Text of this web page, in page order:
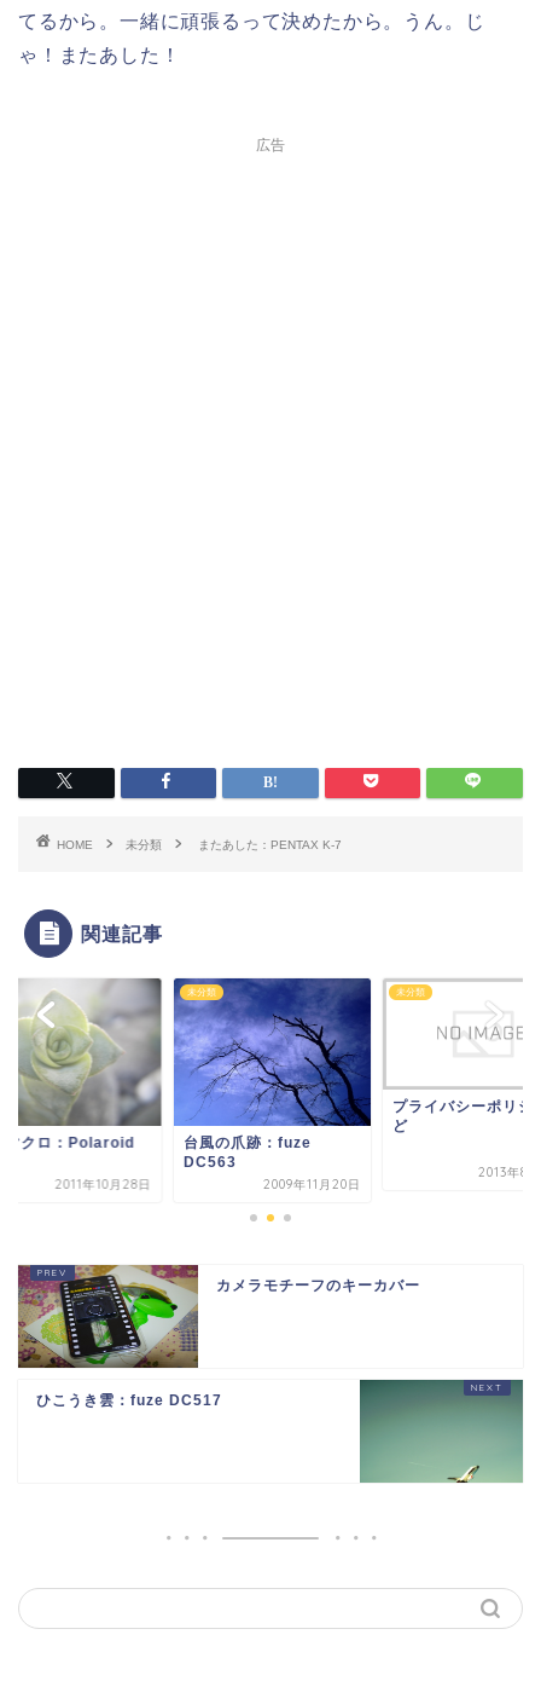
てるから。一緒に頑張るって決めたから。うん。じ
ゃ！またあした！
広告
HOME 未分類 またあした：PENTAX K-7
関連記事
マクロ：Polaroid
2011年10月28日
未分類
台風の爪跡：fuze
DC563
2009年11月20日
未分類
プライバシーポリシ
ど
2013年8
カメラモチーフのキーカバー
ひこうき雲：fuze DC517